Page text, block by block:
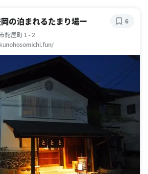
の泊まれるたまり場ー
鉈屋町１-２
6